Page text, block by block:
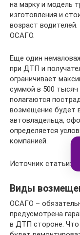
на марку и модель
изготовления и
возраст
ОСАГО.
Еще один
при ДТП и
ограничивает
суммой в 500
полагаются
возмещение будет
автовладельца,
определяется
компанией.
Источник статьи:
Виды
ОСАГО –
предусмотрена
в ДТП стороне. Что